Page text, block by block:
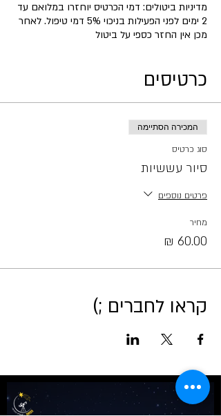
מדיניות ביטולים: דמי הכרטיס יוחזרו במלואם עד
2 ימים לפני הפעילות בניכוי 5% דמי טיפול. לאחר
מכן אין החזר כספי על ביטול
כרטיסים
המכירה הסתיימה
סוג כרטיס
סיור עששיות
פרטים נוספים
מחיר
קראו לחברים ;)